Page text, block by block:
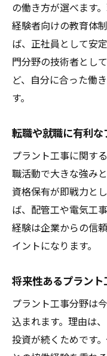
の働き方が選べます
経験者向けの教育体
ば、正社員として安
門分野の技術者とし
ど、自分に合った働
す。
転職や就職に有利
プラント工事に関す
職活動で大きな強み
資格保有が即戦力と
ば、配管工や電気工
経験は企業からの信
イントになります。
将来性あるプラン
プラント工事分野は
込まれます。理由は
投資が続くためです